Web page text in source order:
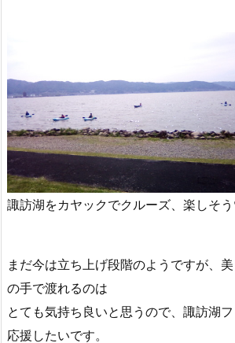
諏訪湖をカヤックでクルーズ、楽しそ
まだ今は立ち上げ段階のようですが、
の手で渡れるのは
とても気持ち良いと思うので、諏訪湖
応援したいです。